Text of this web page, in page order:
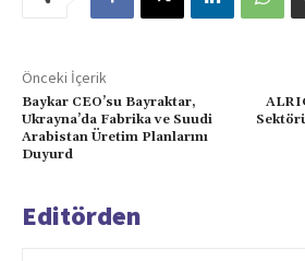
Önceki İçerik
Baykar CEO’su Bayraktar,
Ukrayna’da Fabrika ve Suudi
Arabistan Üretim Planlarını
Duyurd
Editörden